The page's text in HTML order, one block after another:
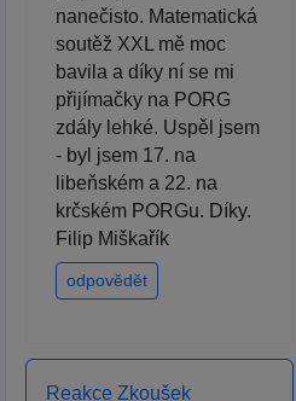
nanečisto. Matematická
soutěž XXL mě moc
bavila a díky ní se mi
přijímačky na PORG
zdály lehké. Uspěl jsem
- byl jsem 17. na
libeňském a 22. na
krčském PORGu. Díky.
Filip Miškařík
odpovědět
Reakce Zkoušek